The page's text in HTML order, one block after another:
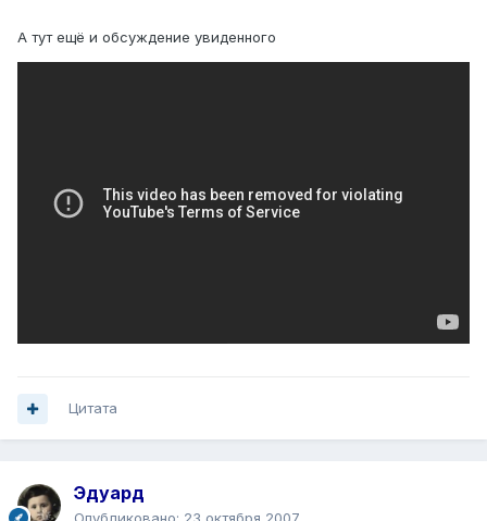
А тут ещё и обсуждение увиденного
Цитата
Эдуард